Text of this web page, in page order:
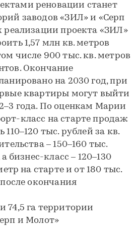
реновации станет
заводов «ЗИЛ» и «Серп
реализации проекта «ЗИЛ»
1,57 млн кв. метров
числе 900 тыс. кв. метров
Окончание
на 2030 год, при
квартиры могут выйти
года. По оценкам Марии
класс на старте продаж
тыс. рублей за кв.
– 150–160 тыс.
бизнес-класс – 120–130
на старте и от 180 тыс.
окончания
74,5 га территории
и Молот»